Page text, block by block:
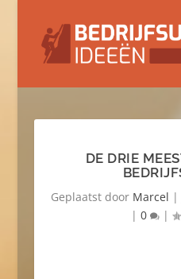
DE DRIE
Geplaatst door Marcel |
| 0 |